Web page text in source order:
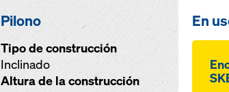
Pilono
Tipo de construcción
Inclinado
Altura de la construcción
En